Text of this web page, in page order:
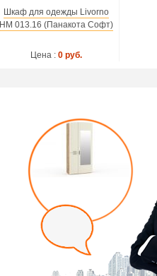
Шкаф для одежды Livorno
НМ 013.16 (Панакота Софт)
Цена : 0 руб.